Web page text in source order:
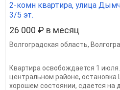
2-комн квартира, улица
3/5 эт.
26 000 ₽ в месяц
Волгоградская область,
Квартира освобождается 1
центральном районе, остановка
хорошем состоянии, сдается на